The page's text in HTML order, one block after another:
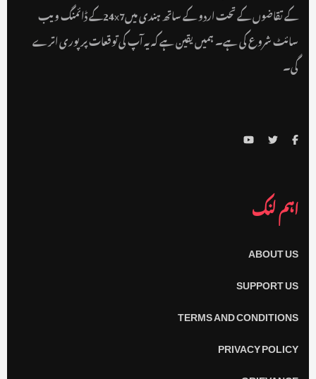
کے تقاضوں کے تحت اردو کے ساتھ ہندی میں24x7کے ڈائمنگ ویب
سائٹ شروع کی ہے۔ ہمیں یقین ہے کہ یہ آپ کی توقعات پر پوری اترے
گی۔
اہم لنک
ABOUT US
SUPPORT US
TERMS AND CONDITIONS
PRIVACY POLICY